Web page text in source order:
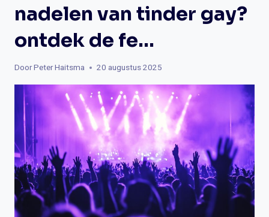
nadelen van tinder gay?
ontdek de fe…
DoorPeter Haitsma 20 augustus 2025